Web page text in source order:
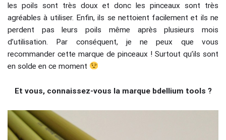
les poils sont très doux et donc les pinceaux sont très
agréables à utiliser. Enfin, ils se nettoient facilement et ils ne
perdent pas leurs poils même après plusieurs mois
d’utilisation. Par conséquent, je ne peux que vous
recommander cette marque de pinceaux ! Surtout qu’ils sont
en solde en ce moment
Et vous, connaissez-vous la marque bdellium tools ?